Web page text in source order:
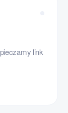
link